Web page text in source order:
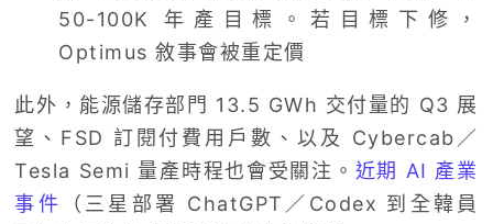
50-100K 年產目標。若目標下修，
Optimus 敘事會被重定價
此外，能源儲存部門 13.5 GWh 交付量的 Q3 展
望、FSD 訂閱付費用戶數、以及 Cybercab／
Tesla Semi 量產時程也會受關注。 近期 AI 產業
事件
（三星部署 ChatGPT／Codex 到全韓員